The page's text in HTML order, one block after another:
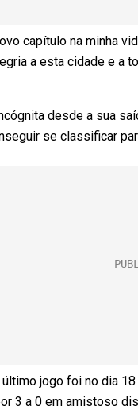
capítulo na minha
a esta cidade e a
desde a sua
se classificar
jogo foi no dia
3 a 0 em amistoso